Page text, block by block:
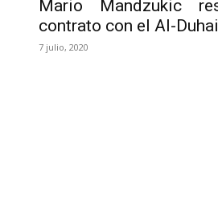
Mario Mandzukic
contrato con el Al-
7 julio, 2020